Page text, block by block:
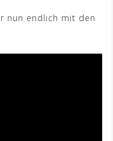
nun endlich mit den